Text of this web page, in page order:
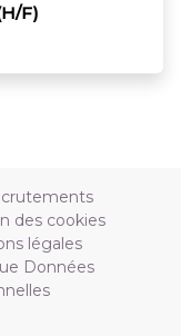
F)
des cookies
légales
Données